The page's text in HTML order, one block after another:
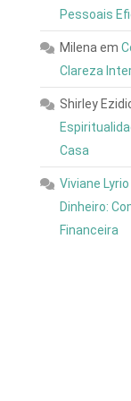
Pessoais
Milena em
Clareza
Shirley
Casa
Viviane
Dinheiro:
Financeira